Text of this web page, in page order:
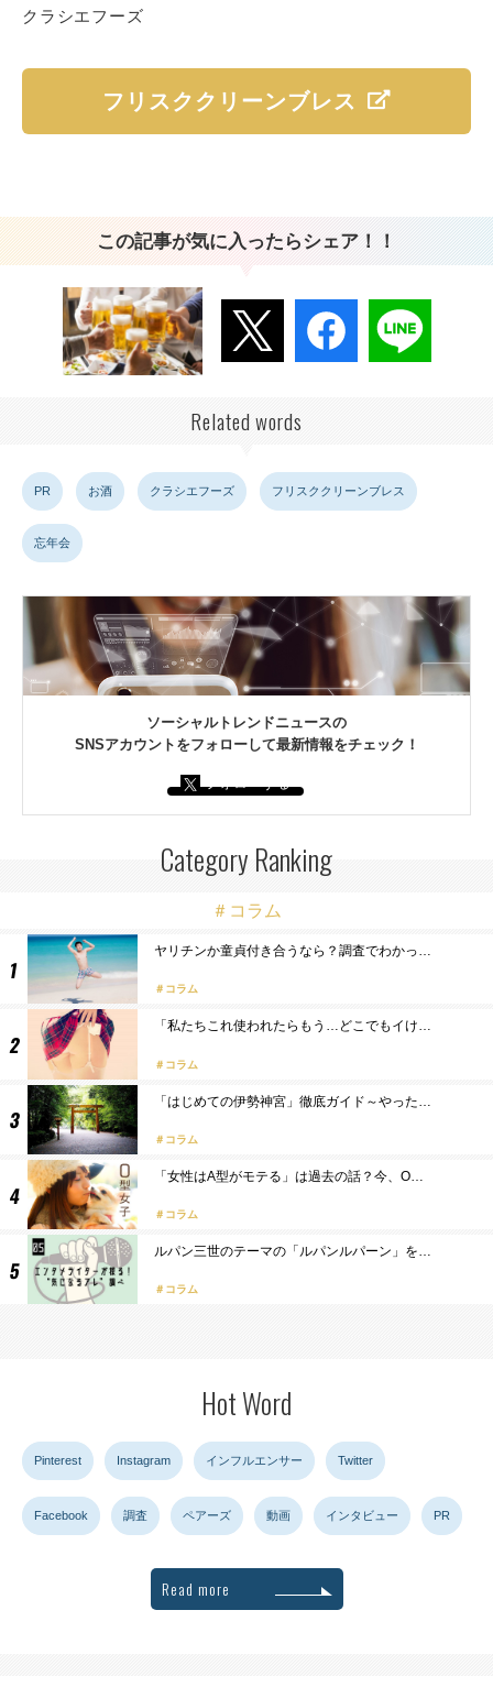
クラシエフーズ
フリスククリーンブレス
この記事が気に入ったらシェア！！
Related words
PR お酒 クラシエフーズ フリスククリーンブレス
忘年会
ソーシャルトレンドニュースの
SNSアカウントをフォローして最新情報をチェック！
フォローする
Category Ranking
＃コラム
ヤリチンか童貞付き合うなら？調査でわかっ…
コラム
「私たちこれ使われたらもう…どこでもイけ…
コラム
「はじめての伊勢神宮」徹底ガイド～やった…
コラム
「女性はA型がモテる」は過去の話？今、O…
コラム
ルパン三世のテーマの「ルパンルパーン」を…
コラム
Hot Word
Pinterest Instagram インフルエンサー Twitter
Facebook 調査 ペアーズ 動画 インタビュー PR
Read more